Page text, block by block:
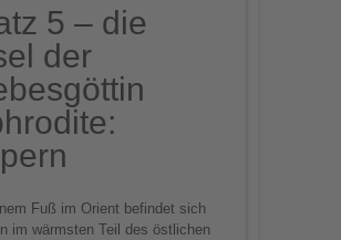
5 – die
der
Fuß im Orient befindet sich
im wärmsten Teil des östlichen